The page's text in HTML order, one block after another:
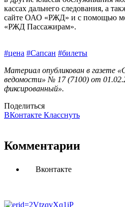
кассах дальнего следования, а
сайте ОАО «РЖД» и с помощью
«РЖД Пассажирам».
#цена #Сапсан #билеты
Материал опубликован в газете
ведомости» № 17 (7100) от
фиксированный».
Поделиться
ВКонтакте Класснуть
Комментарии
Вконтакте